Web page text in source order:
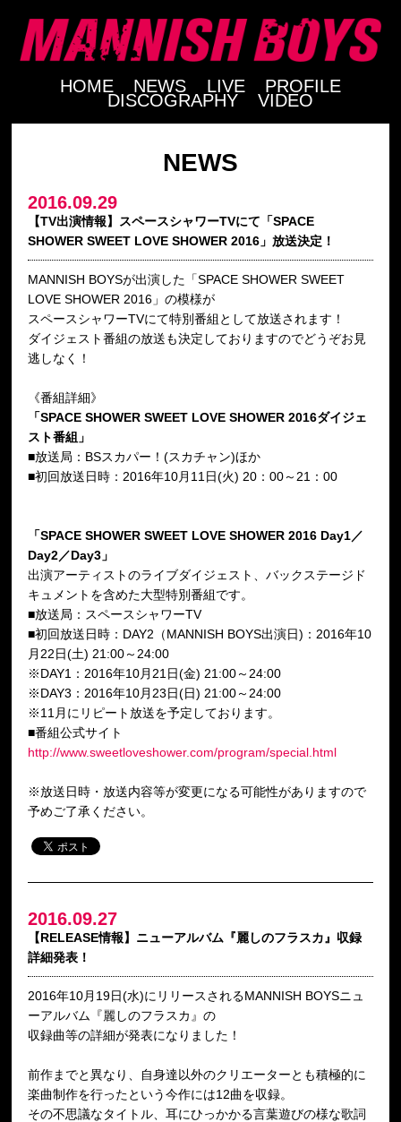
HOME NEWS LIVE PROFILE
DISCOGRAPHY VIDEO
NEWS
2016.09.29
【TV出演情報】スペースシャワーTVにて「SPACE
SHOWER SWEET LOVE SHOWER 2016」放送決定！
MANNISH BOYSが出演した「SPACE SHOWER SWEET
LOVE SHOWER 2016」の模様が
スペースシャワーTVにて特別番組として放送されます！
ダイジェスト番組の放送も決定しておりますのでどうぞお見
逃しなく！
《番組詳細》
「SPACE SHOWER SWEET LOVE SHOWER 2016ダイジェ
スト番組」
■放送局：BSスカパー！(スカチャン)ほか
■初回放送日時：2016年10月11日(火) 20：00～21：00
「SPACE SHOWER SWEET LOVE SHOWER 2016 Day1／
Day2／Day3」
出演アーティストのライブダイジェスト、バックステージド
キュメントを含めた大型特別番組です。
■放送局：スペースシャワーTV
■初回放送日時：DAY2（MANNISH BOYS出演日)：2016年10
月22日(土) 21:00～24:00
※DAY1：2016年10月21日(金) 21:00～24:00
※DAY3：2016年10月23日(日) 21:00～24:00
※11月にリピート放送を予定しております。
■番組公式サイト
http://www.sweetloveshower.com/program/special.html
※放送日時・放送内容等が変更になる可能性がありますので
予めご了承ください。
2016.09.27
【RELEASE情報】ニューアルバム『麗しのフラスカ』収録
詳細発表！
2016年10月19日(水)にリリースされるMANNISH BOYSニュ
ーアルバム『麗しのフラスカ』の
収録曲等の詳細が発表になりました！
前作までと異なり、自身達以外のクリエーターとも積極的に
楽曲制作を行ったという今作には12曲を収録。
その不思議なタイトル、耳にひっかかる言葉遊びの様な歌詞